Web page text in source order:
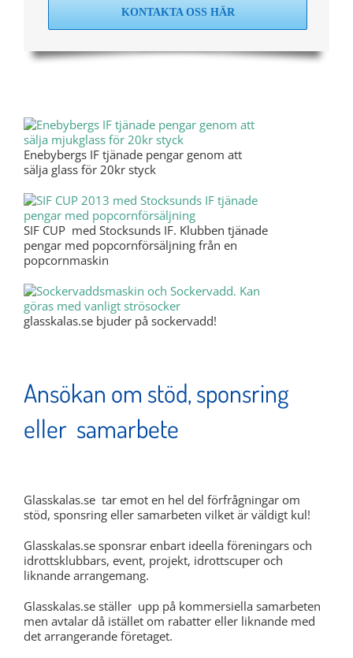
KONTAKTA OSS HÄR
Enebybergs IF tjänade pengar genom att
sälja glass för 20kr styck
SIF CUP med Stocksunds IF. Klubben tjänade
pengar med popcornförsäljning från en
popcornmaskin
glasskalas.se bjuder på sockervadd!
Ansökan om stöd, sponsring
eller samarbete
Glasskalas.se tar emot en hel del förfrågningar om
stöd, sponsring eller samarbeten vilket är väldigt kul!
Glasskalas.se sponsrar enbart ideella föreningars och
idrottsklubbars, event, projekt, idrottscuper och
liknande arrangemang.
Glasskalas.se ställer upp på kommersiella samarbeten
men avtalar då istället om rabatter eller liknande med
det arrangerande företaget.